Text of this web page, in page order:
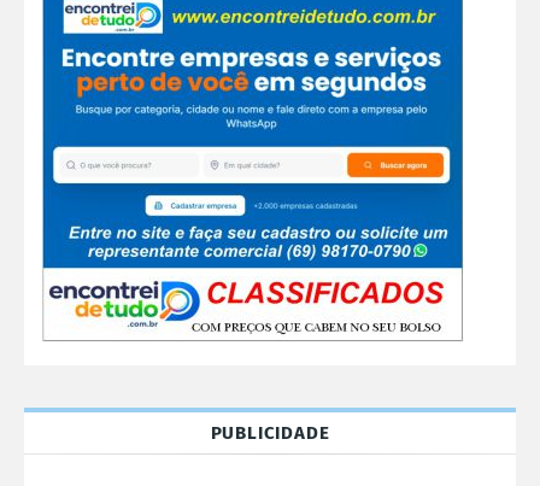
PUBLICIDADE